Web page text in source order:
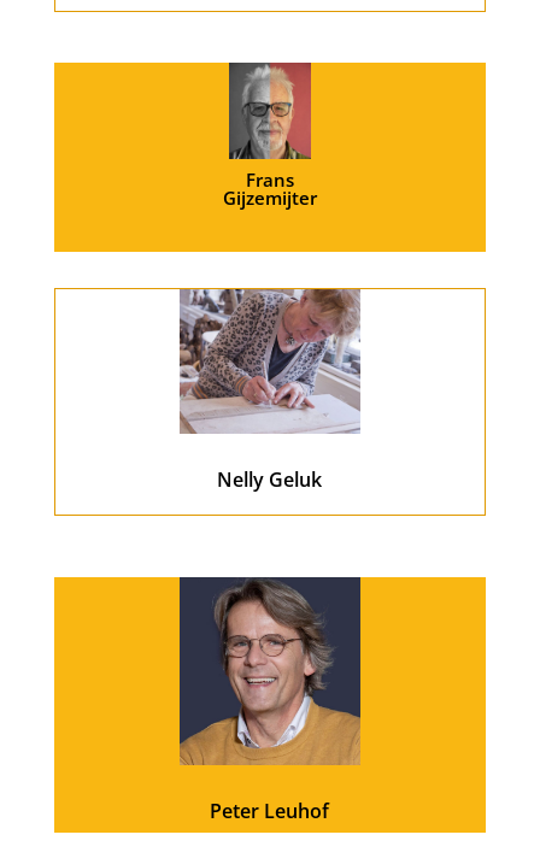
Frans
Gijzemijter
Nelly Geluk
Peter Leuhof